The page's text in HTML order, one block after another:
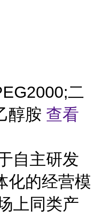
二
醇胺 查看
自主研发
的经营模
上同类产